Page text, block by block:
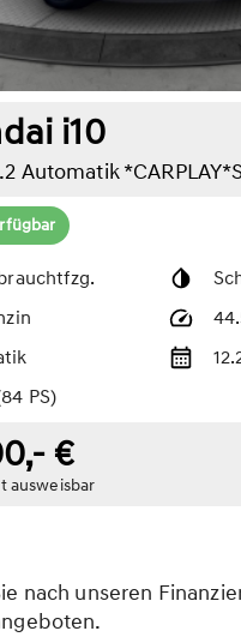
i10
PS)
€
ausweisbar
nach unseren